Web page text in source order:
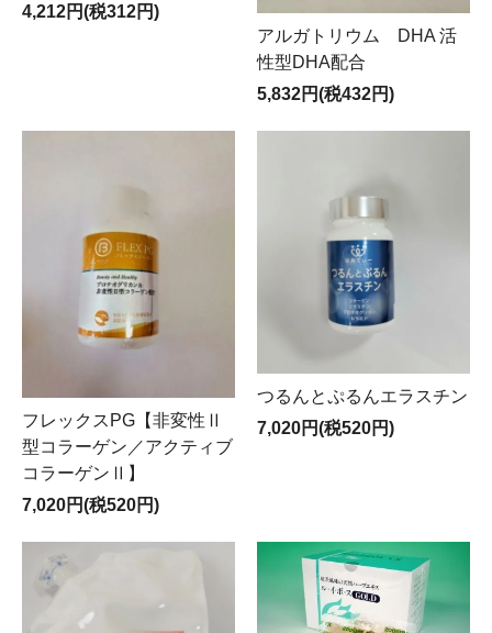
4,212円(税312円)
アルガトリウム DHA 活
性型DHA配合
5,832円(税432円)
フレックスPG【非変性Ⅱ
型コラーゲン／アクティブ
コラーゲンⅡ】
7,020円(税520円)
つるんとぷるんエラスチン
7,020円(税520円)